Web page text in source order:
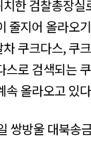
한 검찰총장
줄지어 올라오
쿠크다스, 쿠
스로 검색되는
속 올라오고 있
쌍방울 대북송